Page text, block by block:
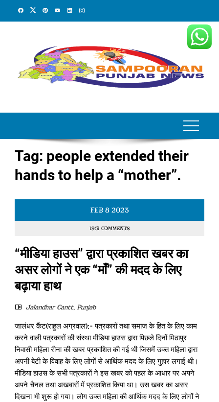
Tag: people extended their
hands to help a “mother”.
FEB 8 2023
1951 COMMENTS
“मीडिया हाउस” द्वारा प्रकाशित खबर का
असर लोगों ने एक “माँ” की मदद के लिए
बढ़ाया हाथ
Jalandhar Cantt, Punjab
जालंधर कैंट(राहुल अग्रवाल):- पत्रकारों तथा समाज के हित के लिए काम
करने वाली पत्रकारों की संस्था मीडिया हाउस द्वारा पिछले दिनों मिठापुर
निवासी महिला रीना की खबर प्रकाशित की गई थी जिसमें उक्त महिला द्वारा
अपनी बेटी के विवाह के लिए लोगों से आर्थिक मदद के लिए गुहार लगाई थी।
मीडिया हाउस के सभी पत्रकारों ने इस खबर को पहल के आधार पर अपने
अपने चैनल तथा अखबारों में प्रकाशित किया था। उस खबर का असर
दिखना भी शुरू हो गया। लोग उक्त महिला की आर्थिक मदद के लिए लोगों ने